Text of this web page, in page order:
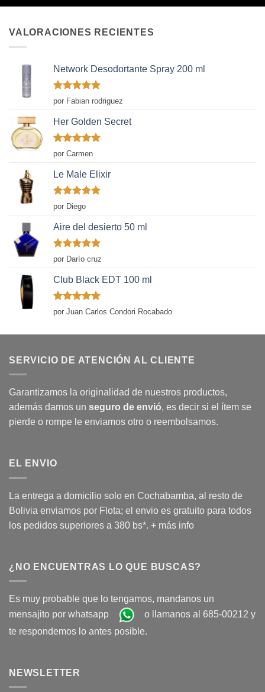
VALORACIONES RECIENTES
Network Desodortante Spray 200 ml
Valorado
con
por Fabian rodriguez
Her Golden Secret
Valorado
con
por Carmen
Le Male Elixir
Valorado
con
de 5
por Diego
Aire del desierto 50 ml
Valorado
con
por Darío cruz
Club Black EDT 100 ml
Valorado
con
por Juan Carlos Condori Rocabado
SERVICIO DE ATENCIÓN AL CLIENTE
Garantizamos la originalidad de nuestros productos,
además damos un seguro de envió, es decir si el ítem se
pierde o rompe le enviamos otro o reembolsamos.
EL ENVIO
La entrega a domicilio solo en Cochabamba, al resto de
Bolivia enviamos por Flota; el envio es gratuito para todos
los pedidos superiores a 380 bs*. + más info
¿NO ENCUENTRAS LO QUE BUSCAS?
Es muy probable que lo tengamos, mandanos un
mensajito por whatsapp
o llamanos al 685-00212 y
te respondemos lo antes posible.
NEWSLETTER